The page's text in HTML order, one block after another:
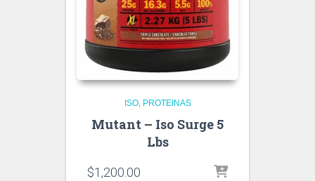
ISO PROTEINAS
Mutant – Iso Surge 5
Lbs
$1,200.00